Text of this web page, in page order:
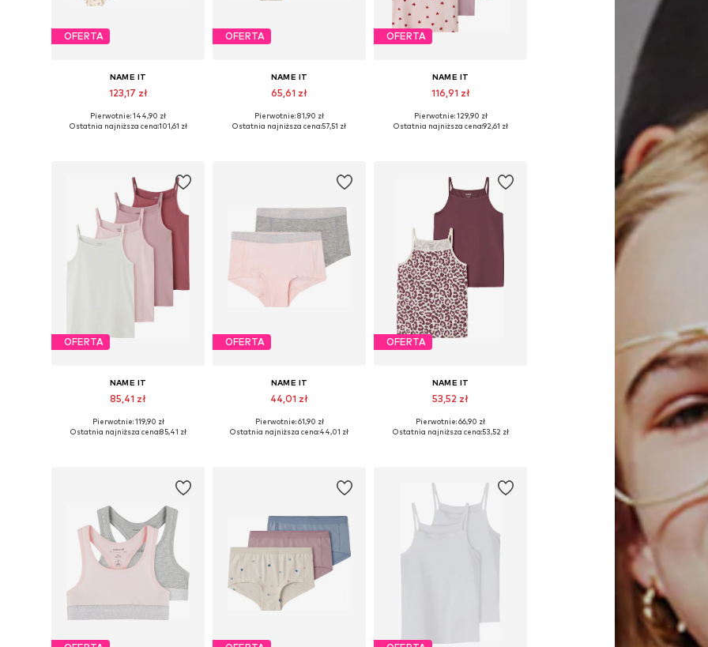
OFERTA
NAME IT
123,17 zł
Dostępne w różnych rozmiarach
Pierwotnie: 144,90 zł
Ostatnia najniższa cena:101,61 zł
OFERTA
NAME IT
65,61 zł
Dostępne w różnych rozmiarach
Pierwotnie: 81,90 zł
Ostatnia najniższa cena:57,51 zł
OFERTA
NAME IT
116,91 zł
Dostępne w różnych rozmiarach
Pierwotnie: 129,90 zł
Ostatnia najniższa cena:92,61 zł
OFERTA
NAME IT
85,41 zł
Dostępne w różnych rozmiarach
Pierwotnie: 119,90 zł
Ostatnia najniższa cena:85,41 zł
OFERTA
NAME IT
44,01 zł
Dostępne w różnych rozmiarach
Pierwotnie: 61,90 zł
Ostatnia najniższa cena:44,01 zł
OFERTA
NAME IT
53,52 zł
Dostępne w różnych rozmiarach
Pierwotnie: 66,90 zł
Ostatnia najniższa cena:53,52 zł